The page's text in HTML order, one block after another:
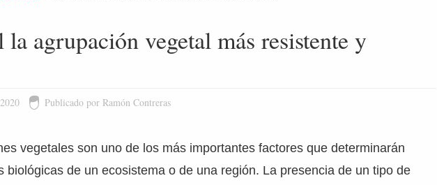
agrupación vegetal más resistente y
Publicado por Ramón Contreras
vegetales son uno de los más importantes factores que determinarán
biológicas de un ecosistema o de una región. La presencia de un tipo de